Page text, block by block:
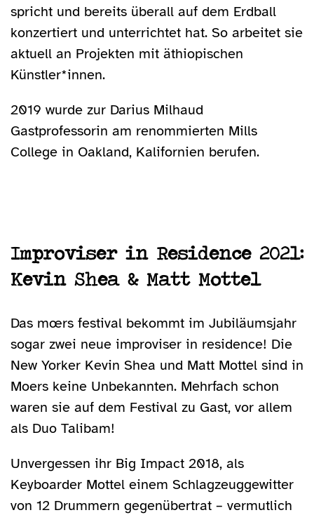
spricht und bereits überall auf dem Erdball
konzertiert und unterrichtet hat. So arbeitet sie
aktuell an Projekten mit äthiopischen
Künstler*innen.
2019 wurde zur Darius Milhaud
Gastprofessorin am renommierten Mills
College in Oakland, Kalifornien berufen.
Improviser in Residence 2021:
Kevin Shea & Matt Mottel
Das mœrs festival bekommt im Jubiläumsjahr
sogar zwei neue improviser in residence! Die
New Yorker Kevin Shea und Matt Mottel sind in
Moers keine Unbekannten. Mehrfach schon
waren sie auf dem Festival zu Gast, vor allem
als Duo Talibam!
Unvergessen ihr Big Impact 2018, als
Keyboarder Mottel einem Schlagzeuggewitter
von 12 Drummern gegenübertrat – vermutlich